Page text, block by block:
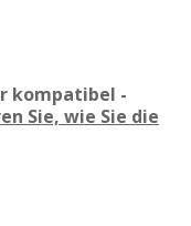
kompatibel -
Sie, wie Sie die